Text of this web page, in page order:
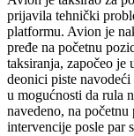
prijavila tehnički
platformu. Avion je
pređe na početnu
taksiranja, započeo je
deonici piste
u mogućnosti da rula
navedeno, na
intervencije posle par